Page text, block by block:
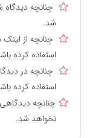
چنانچه دیدگاه
شد.
چنانچه از
استفاده کرده
چنانچه در
استفاده کرده
چنانچه
نخواهد شد.